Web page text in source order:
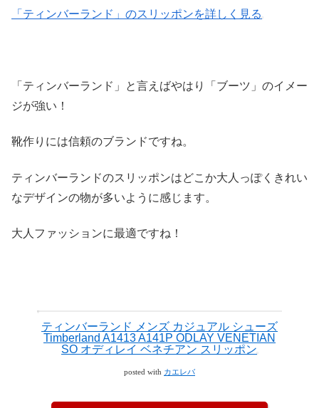
「ティンバーランド」のスリッポンを詳しく見る
「ティンバーランド」と言えばやはり「ブーツ」のイメー
ジが強い！
靴作りには信頼のブランドですね。
ティンバーランドのスリッポンはどこか大人っぽくきれい
なデザインの物が多いように感じます。
大人ファッションに最適ですね！
ティンバーランド メンズ カジュアル シューズ
Timberland A1413 A141P ODLAY VENETIAN
SO オディレイ ベネチアン スリッポン
posted with カエレバ